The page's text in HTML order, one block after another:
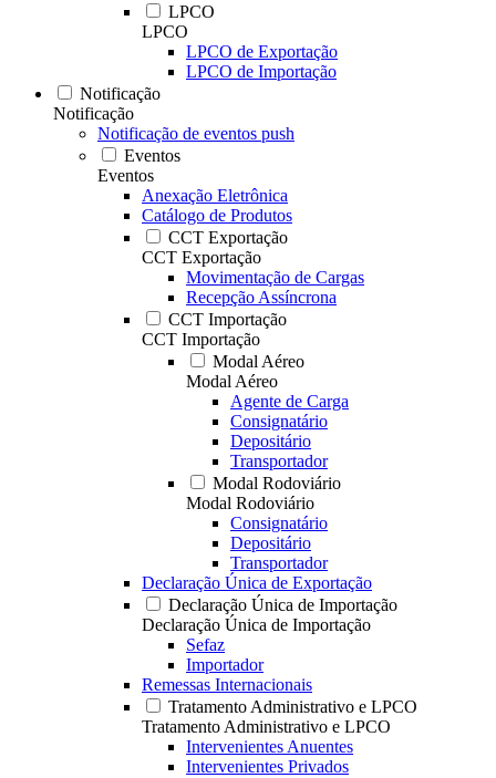
LPCO
LPCO
LPCO de Exportação
LPCO de Importação
Notificação
Notificação
Notificação de eventos push
Eventos
Eventos
Anexação Eletrônica
Catálogo de Produtos
CCT Exportação
CCT Exportação
Movimentação de Cargas
Recepção Assíncrona
CCT Importação
CCT Importação
Modal Aéreo
Modal Aéreo
Agente de Carga
Consignatário
Depositário
Transportador
Modal Rodoviário
Modal Rodoviário
Consignatário
Depositário
Transportador
Declaração Única de Exportação
Declaração Única de Importação
Declaração Única de Importação
Sefaz
Importador
Remessas Internacionais
Tratamento Administrativo e LPCO
Tratamento Administrativo e LPCO
Intervenientes Anuentes
Intervenientes Privados